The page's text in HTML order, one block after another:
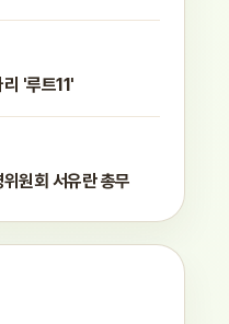
'루트11'
원회 서유란 총무